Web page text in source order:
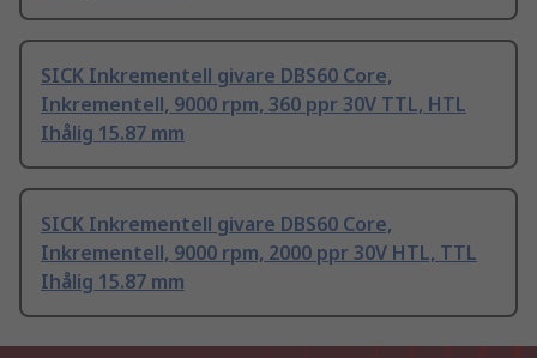
SICK Inkrementell givare DBS60 Core,
Inkrementell, 9000 rpm, 360 ppr 30V TTL, HTL
Ihålig 15.87 mm
SICK Inkrementell givare DBS60 Core,
Inkrementell, 9000 rpm, 2000 ppr 30V HTL, TTL
Ihålig 15.87 mm